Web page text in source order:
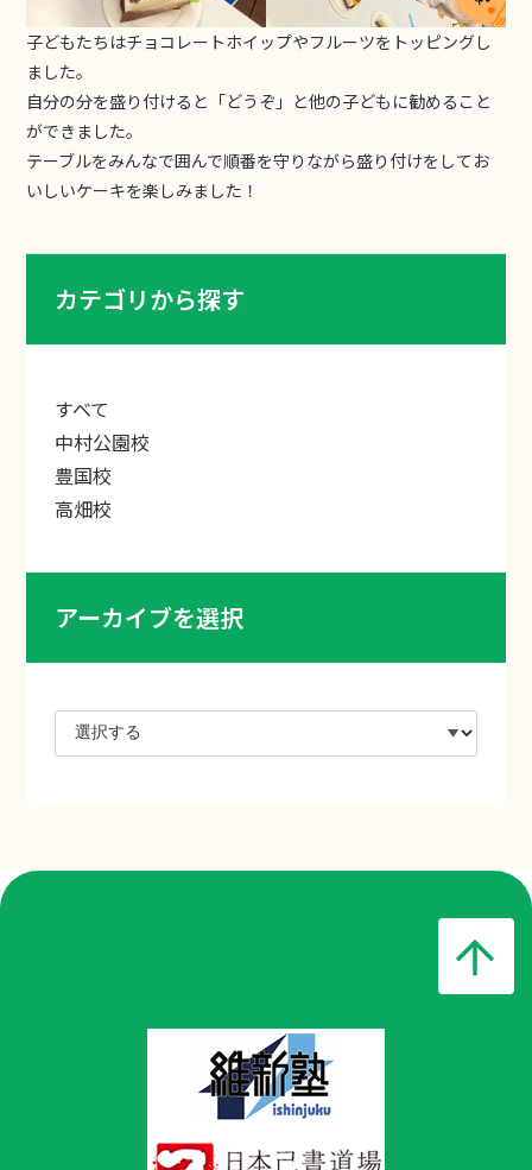
カテゴリから探す
すべて
中村公園校
豊国校
高畑校
アーカイブを選択
子どもたちはチョコレートホイップやフルーツをトッピングし
ました。
自分の分を盛り付けると「どうぞ」と他の子どもに勧めること
ができました。
テーブルをみんなで囲んで順番を守りながら盛り付けをしてお
いしいケーキを楽しみました！